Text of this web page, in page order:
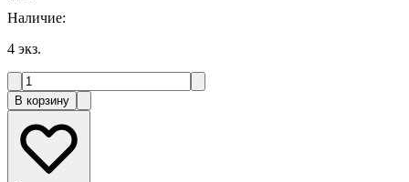
Наличие:
4 экз.
В корзину